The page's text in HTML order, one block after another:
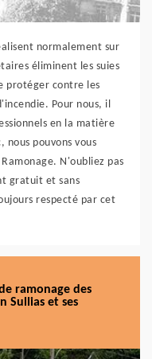
normalement sur
éliminent les suies
protéger contre les
Pour nous, il
en la matière
nous pouvons vous
N'oubliez pas
gratuit et sans
respecté par cet
ramonage des
Sullias et ses